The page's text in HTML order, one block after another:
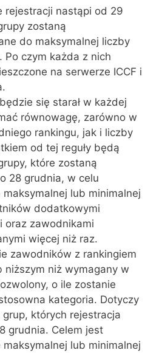
rejestracji nastąpi od 29
zostaną
do maksymalnej liczby
Po czym każda z nich
na serwerze ICCF i
się starał w każdej
równowagę, zarówno w
rankingu, jak i liczby
od tej reguły będą
które zostaną
28 grudnia, w celu
maksymalnej lub minimalnej
dodatkowymi
oraz zawodnikami
więcej niż raz.
zawodników z rankingiem
niższym niż wymagany w
o ile zostanie
kategoria. Dotyczy
grup, których rejestracja
grudnia. Celem jest
maksymalnej lub minimalnej